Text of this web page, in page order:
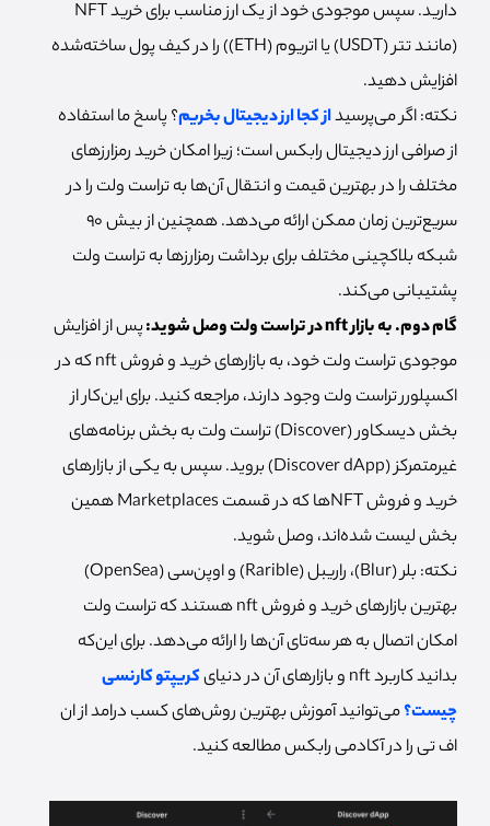
دارید. سپس موجودی خود از یک ارز مناسب برای خرید NFT
(مانند تتر (USDT) یا اتریوم (ETH)) را در کیف پول ساخته‌شده
افزایش دهید.
نکته: اگر می‌پرسیداز کجا ارز دیجیتال بخریم؟ پاسخ ما استفاده
از صرافی ارز دیجیتال رابکس است؛ زیرا امکان خرید رمزارزهای
مختلف را در بهترین قیمت و انتقال آن‌ها به تراست ولت را در
سریع‌ترین زمان ممکن ارائه می‌دهد. همچنین از بیش 90
شبکه بلاکچینی مختلف برای برداشت رمزارزها به تراست ولت
پشتیبانی می‌کند.
گام دوم. به بازار nft در تراست ولت وصل شوید:
پس از افزایش
موجودی تراست ولت خود، به بازارهای خرید و فروش nft که در
اکسپلورر تراست ولت وجود دارند، مراجعه کنید. برای این‎‌کار از
بخش دیسکاور (Discover) تراست ولت به بخش برنامه‌های
غیرمتمرکز (Discover dApp) بروید. سپس به یکی از بازارهای
خرید و فروش NFTها که در قسمت Marketplaces همین
بخش لیست شده‌اند، وصل شوید.
نکته: بلر (‌Blur)، راریبل (Rarible) و اوپن‌سی (OpenSea)
بهترین بازارهای خرید و فروش nft هستند که تراست ولت
امکان اتصال به هر سه‌تای آن‌ها را ارائه می‌دهد. برای این‌که
بدانید کاربرد nft و بازارهای آن در دنیای
کریپتو کارنسی
چیست؟می‌توانید آموزش بهترین روش‌های کسب درامد از ان
اف تی را در آکادمی رابکس مطالعه کنید.